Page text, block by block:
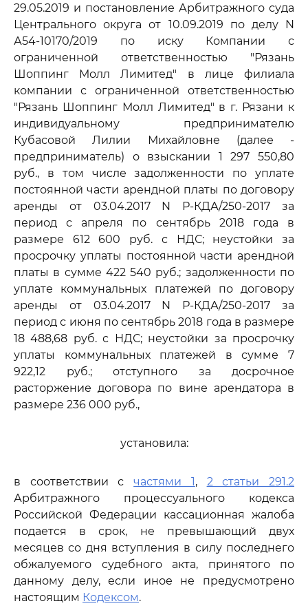
29.05.2019 и постановление Арбитражного суда
Центрального округа от 10.09.2019 по делу N
А54-10170/2019 по иску Компании с
ограниченной ответственностью "Рязань
Шоппинг Молл Лимитед" в лице филиала
компании с ограниченной ответственностью
"Рязань Шоппинг Молл Лимитед" в г. Рязани к
индивидуальному предпринимателю
Кубасовой Лилии Михайловне (далее -
предприниматель) о взыскании 1 297 550,80
руб., в том числе задолженности по уплате
постоянной части арендной платы по договору
аренды от 03.04.2017 N Р-КДА/250-2017 за
период с апреля по сентябрь 2018 года в
размере 612 600 руб. с НДС; неустойки за
просрочку уплаты постоянной части арендной
платы в сумме 422 540 руб.; задолженности по
уплате коммунальных платежей по договору
аренды от 03.04.2017 N Р-КДА/250-2017 за
период с июня по сентябрь 2018 года в размере
18 488,68 руб. с НДС; неустойки за просрочку
уплаты коммунальных платежей в сумме 7
922,12 руб.; отступного за досрочное
расторжение договора по вине арендатора в
размере 236 000 руб.,
установила:
в соответствии счастями 1, 2 статьи 291.2
Арбитражного процессуального кодекса
Российской Федерации кассационная жалоба
подается в срок, не превышающий двух
месяцев со дня вступления в силу последнего
обжалуемого судебного акта, принятого по
данному делу, если иное не предусмотрено
настоящим Кодексом.